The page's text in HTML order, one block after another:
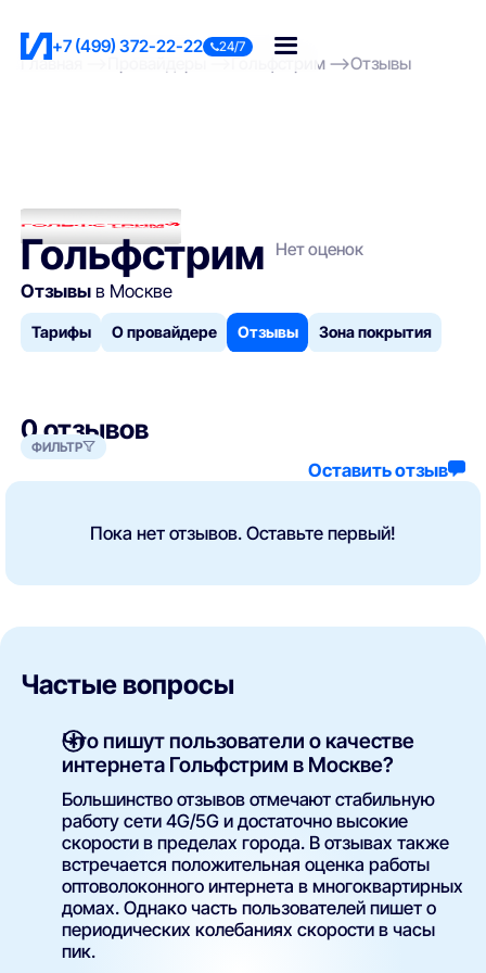
+7 (499) 372-22-22 24/7
Главная Гольфстрим Отзывы
Гольфстрим
Отзывы в Москве
Нет оценок
Тарифы О провайдере Отзывы Зона покрытия
0 отзывов
ФИЛЬТР
Оставить отзыв
Пока нет отзывов. Оставьте первый!
Частые вопросы
Что пишут пользователи о качестве
интернета Гольфстрим в Москве?
Большинство отзывов отмечают стабильную
работу сети 4G/5G и достаточно высокие
скорости в пределах города. В отзывах также
встречается положительная оценка работы
оптоволоконного интернета в многоквартирных
домах. Однако часть пользователей пишет о
периодических колебаниях скорости в часы
пик.